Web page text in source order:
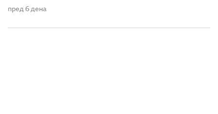
Република, херојските борби на илинденските
АСНОМ. 1903 – Ослободено е Крушево Во ноќта меѓу
пред 6 дена